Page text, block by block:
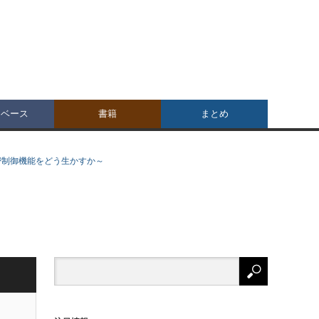
ース 書籍 まとめ
御機能をどう生かすか～